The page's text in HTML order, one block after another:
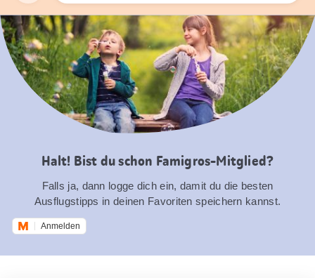
Suchen
Halt! Bist du schon Famigros-Mitglied?
Falls ja, dann logge dich ein, damit du die besten
Ausflugstipps in deinen Favoriten speichern kannst.
Anmelden